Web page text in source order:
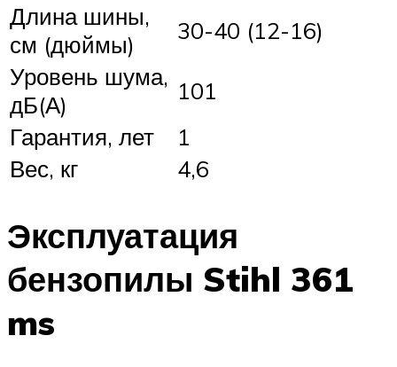
Длина шины,
см (дюймы)
30-40 (12-16)
Уровень шума,
дБ(А)
101
Гарантия, лет
1
Вес, кг
4,6
Эксплуатация
бензопилы Stihl 361
ms